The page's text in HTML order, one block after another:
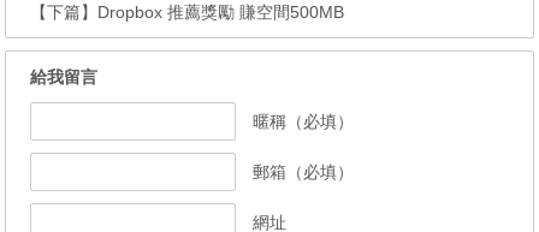
【下篇】 Dropbox 推薦獎勵 賺空間500MB
給我留言
暱稱（必填）
郵箱（必填）
網址